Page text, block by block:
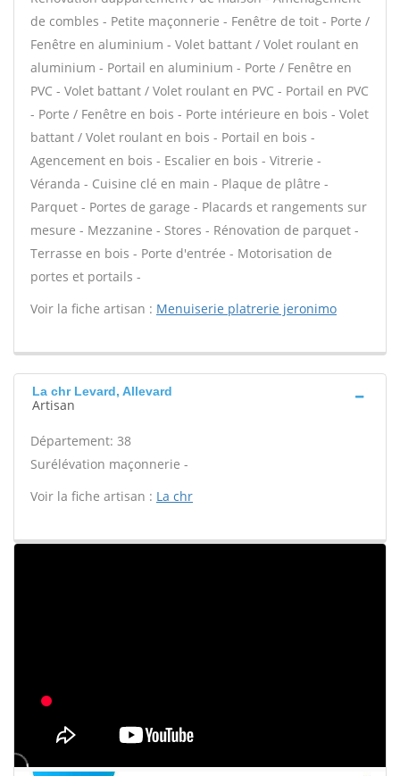
de combles - Petite maçonnerie - Fenêtre de toit - Porte /
Fenêtre en aluminium - Volet battant / Volet roulant en
aluminium - Portail en aluminium - Porte / Fenêtre en
PVC - Volet battant / Volet roulant en PVC - Portail en PVC
- Porte / Fenêtre en bois - Porte intérieure en bois - Volet
battant / Volet roulant en bois - Portail en bois -
Agencement en bois - Escalier en bois - Vitrerie -
Véranda - Cuisine clé en main - Plaque de plâtre -
Parquet - Portes de garage - Placards et rangements sur
mesure - Mezzanine - Stores - Rénovation de parquet -
Terrasse en bois - Porte d'entrée - Motorisation de
portes et portails -
Voir la fiche artisan : Menuiserie platrerie jeronimo
La chr Levard, Allevard
Artisan
Département: 38
Surélévation maçonnerie -
Voir la fiche artisan : La chr